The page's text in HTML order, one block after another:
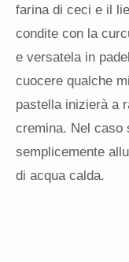
farina di ceci e il
condite con la
e versatela in
cuocere qualche
pastella inizierà a
cremina. Nel caso
semplicemente
di acqua calda.